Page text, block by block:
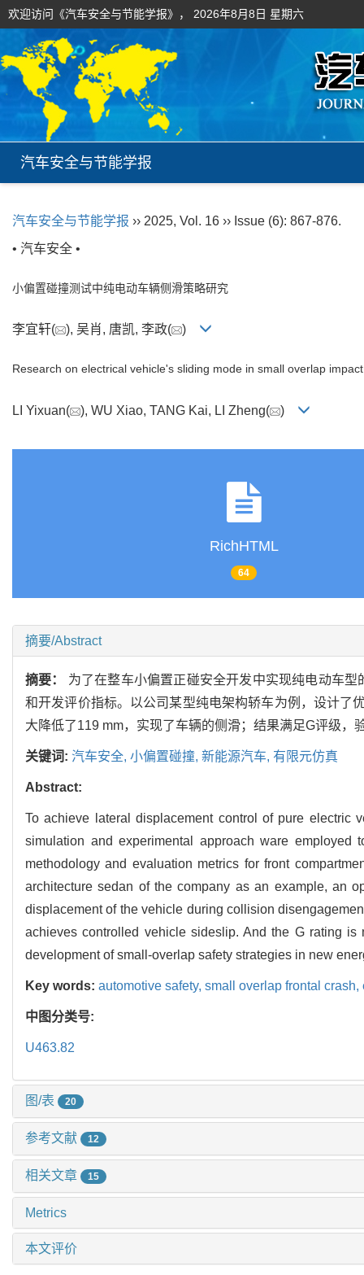
欢迎访问《汽车安全与节能学报》， 2026年8月8日 星期六
汽车安全与节能学报
汽车安全与节能学报 ›› 2025, Vol. 16 ›› Issue (6): 867-876.
• 汽车安全 •
小偏置碰撞测试中纯电动车辆侧滑策略研究
李宜轩( ), 吴肖, 唐凯, 李政( )
Research on electrical vehicle's sliding mode in small overlap
LI Yixuan( ), WU Xiao, TANG Kai, LI Zheng( )
RichHTML
64
摘要/Abstract
摘要： 为了在整车小偏置正碰安全开发中实现纯电动车
和开发评价指标。以公司某型纯电架构轿车为例，设计了
大降低了119 mm，实现了车辆的侧滑；结果满足G评级
关键词: 汽车安全, 小偏置碰撞, 新能源汽车, 有限元仿真
Abstract:
To achieve lateral displacement control of pure electric
simulation and experimental approach ware
methodology and evaluation metrics for front
architecture sedan of the company as an example, an
displacement of the vehicle during collision
achieves controlled vehicle sideslip. And the G rating
development of small-overlap safety strategies in new
Key words: automotive safety, small overlap frontal crash,
中图分类号:
U463.82
图/表 20
参考文献 12
相关文章 15
Metrics
本文评价